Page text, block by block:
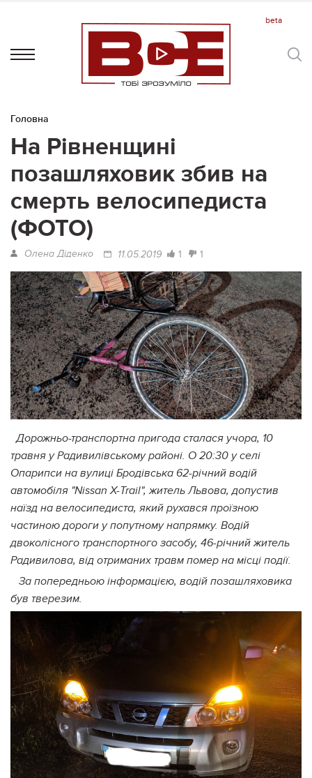
Головна
На Рівненщині
позашляховик збив на
смерть велосипедиста
(ФОТО)
Олена Діденко 11.05.2019 1 1
Дорожньо-транспортна пригода сталася учора, 10
травня у Радивилівському районі. О 20:30 у селі
Опарипси на вулиці Бродівська 62-річний водій
автомобіля "Nissan X-Trail", житель Львова, допустив
наїзд на велосипедиста, який рухався проїзною
частиною дороги у попутному напрямку. Водій
двоколісного транспортного засобу, 46-річний житель
Радивилова, від отриманих травм помер на місці події.
За попередньою інформацією, водій позашляховика
був тверезим.